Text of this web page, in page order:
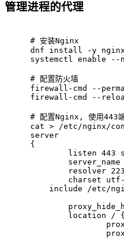
管理进程的代理
# 安装Nginx
dnf install -y nginx
systemctl enable --
# 配置防火墙
firewall-cmd --
firewall-cmd --
# 配置Nginx, 使用443端
cat > /etc/nginx/
server
{
listen 443
resolver
charset
include /etc/
	location / {